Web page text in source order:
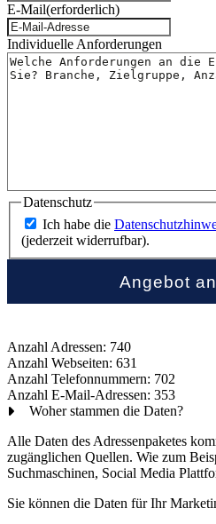
E-Mail(erforderlich)
Individuelle Anforderungen
Datenschutz
Ich habe die
(jederzeit widerrufbar).
Anzahl Adressen: 740
Anzahl Webseiten: 631
Anzahl Telefonnummern: 702
Anzahl E-Mail-Adressen: 353
Woher stammen die Daten?
Alle Daten des Adressenpaketes
zugänglichen Quellen. Wie zum
Suchmaschinen, Social Media
Sie können die Daten für Ihr